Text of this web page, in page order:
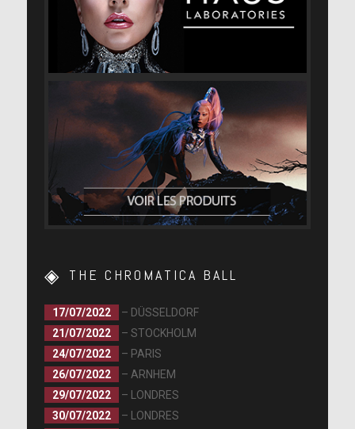
THE CHROMATICA BALL
17/07/2022
– DÜSSELDORF
21/07/2022
– STOCKHOLM
24/07/2022
– PARIS
26/07/2022
– ARNHEM
29/07/2022
– LONDRES
30/07/2022
– LONDRES